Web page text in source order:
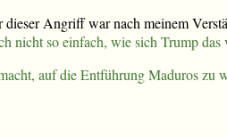
Angriff war nach meinem
nicht so einfach, wie sich Trump das
auf die Entführung Maduros zu